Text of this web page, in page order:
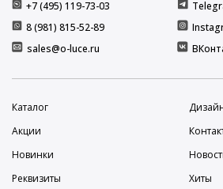
+7 (495) 119-73-03
8 (981) 815-52-89
sales@o-luce.ru
Каталог
Акции
Новинки
Реквизиты
Хиты